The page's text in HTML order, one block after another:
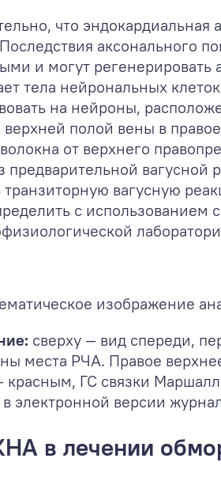
что
аксонального
и могут
тела нейрональных
на нейроны,
верхней полой вены в
от верхнего
предварительной
транзиторную вагусную
с использованием
изображение
сверху — вид спереди,
места РЧА. Правое
ГС связки
электронной версии
в лечении